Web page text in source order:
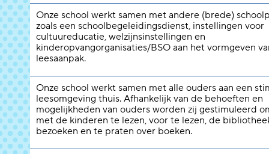
Onze school werkt samen met andere (brede)
zoals een schoolbegeleidingsdienst, instellingen voor
cultuureducatie, welzijnsinstellingen en
kinderopvangorganisaties/BSO aan het vormgeven
leesaanpak.
Onze school werkt samen met alle ouders aan een
leesomgeving thuis. Afhankelijk van de behoeften en
mogelijkheden van ouders worden zij gestimuleerd
met de kinderen te lezen, voor te lezen, de
bezoeken en te praten over boeken.